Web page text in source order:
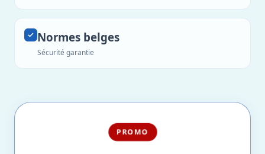
Normes belges
Sécurité garantie
PROMO